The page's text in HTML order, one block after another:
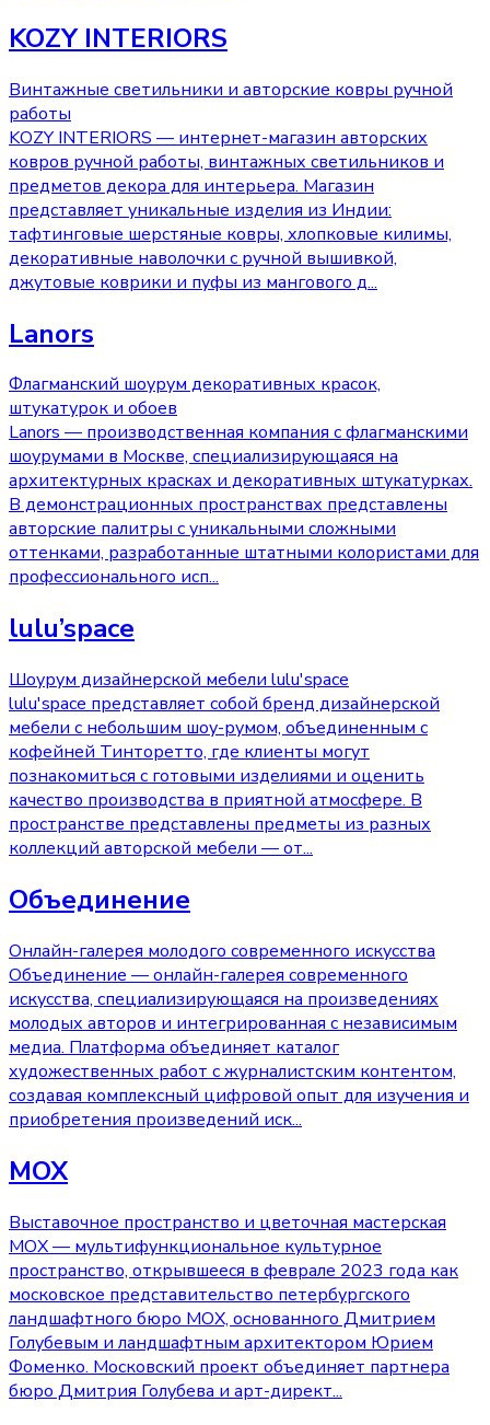
KOZY INTERIORS
Винтажные светильники и авторские ковры ручной
работы
KOZY INTERIORS — интернет-магазин авторских
ковров ручной работы, винтажных светильников и
предметов декора для интерьера. Магазин
представляет уникальные изделия из Индии:
тафтинговые шерстяные ковры, хлопковые килимы,
декоративные наволочки с ручной вышивкой,
джутовые коврики и пуфы из мангового д...
Lanors
Флагманский шоурум декоративных красок,
штукатурок и обоев
Lanors — производственная компания с флагманскими
шоурумами в Москве, специализирующаяся на
архитектурных красках и декоративных штукатурках.
В демонстрационных пространствах представлены
авторские палитры с уникальными сложными
оттенками, разработанные штатными колористами для
профессионального исп...
lulu’space
Шоурум дизайнерской мебели lulu'space
lulu'space представляет собой бренд дизайнерской
мебели с небольшим шоу-румом, объединенным с
кофейней Тинторетто, где клиенты могут
познакомиться с готовыми изделиями и оценить
качество производства в приятной атмосфере. В
пространстве представлены предметы из разных
коллекций авторской мебели — от...
Объединение
Онлайн-галерея молодого современного искусства
Объединение — онлайн-галерея современного
искусства, специализирующаяся на произведениях
молодых авторов и интегрированная с независимым
медиа. Платформа объединяет каталог
художественных работ с журналистским контентом,
создавая комплексный цифровой опыт для изучения и
приобретения произведений иск...
МОХ
Выставочное пространство и цветочная мастерская
МОХ — мультифункциональное культурное
пространство, открывшееся в феврале 2023 года как
московское представительство петербургского
ландшафтного бюро МОХ, основанного Дмитрием
Голубевым и ландшафтным архитектором Юрием
Фоменко. Московский проект объединяет партнера
бюро Дмитрия Голубева и арт-директ...